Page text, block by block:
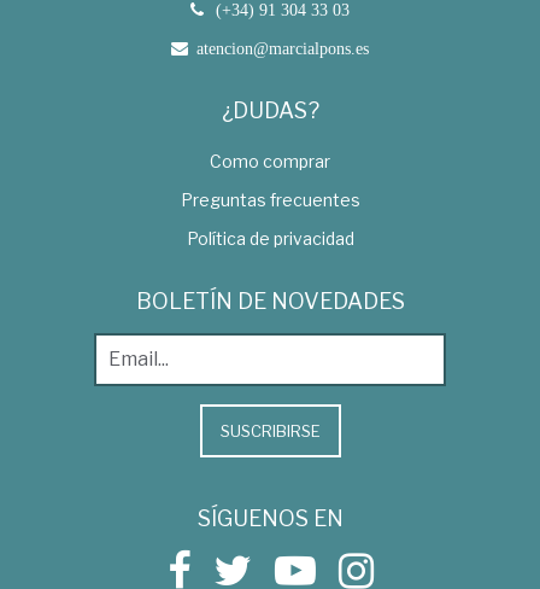
(+34) 91 304 33 03
atencion@marcialpons.es
¿DUDAS?
Como comprar
Preguntas frecuentes
Política de privacidad
BOLETÍN DE NOVEDADES
SUSCRIBIRSE
SÍGUENOS EN